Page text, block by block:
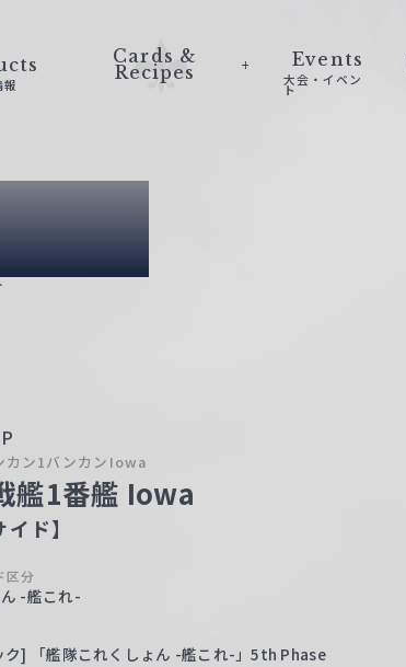
報
Cards &
Recipes
Events
大会・イベン
ト
カン1バンカンIowa
艦1番艦 Iowa
ド】
区分
-艦これ-
ク] 「艦隊これくしょん -艦これ-」5th Phase